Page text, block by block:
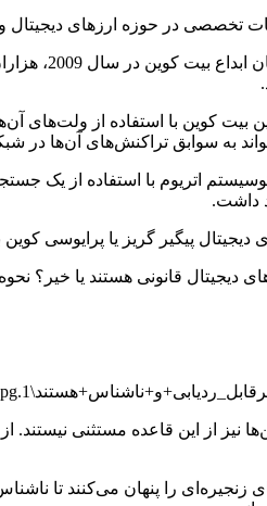
در حوزه ارزهای دیجیتال و
کوین در سال 2009، هزاران
بیت کوین با استفاده از
به سوابق تراکنش‌های آن‌ها در
اتریوم با استفاده از یک
داشت.
پیگیر گریز یا پرایوسی کوین
دیجیتال قانونی هستند یا خیر؟
از این قاعده مستثنی
را پنهان می‌کنند تا